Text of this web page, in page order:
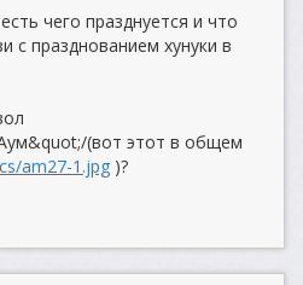
чего празднуется и что
с празднованием хунуки в
(вот этот в общем
am27-1.jpg )?